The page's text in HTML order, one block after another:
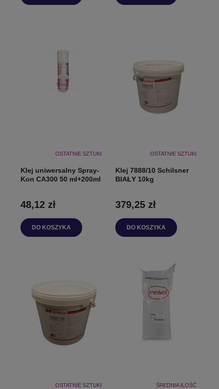
OSTATNIE SZTUKI
Klej uniwersalny Spray-
Kon CA300 50 ml+200ml
48,12 zł
DO KOSZYKA
OSTATNIE SZTUKI
Klej 7888/10 Schilsner
BIAŁY 10kg
379,25 zł
DO KOSZYKA
OSTATNIE SZTUKI ŚREDNIA ILOŚĆ